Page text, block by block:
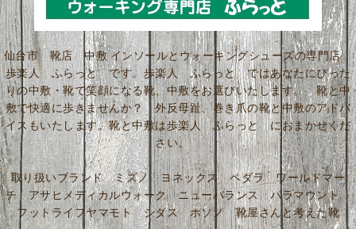
仙台市 靴店 中敷 インソールとウォーキングシューズの専門店
歩楽人 ふらっと です。歩楽人 ふらっと ではあなたにぴった
りの中敷・靴で笑顔になる靴、中敷をお選びいたします。 靴と中
敷で快適に歩きませんか？ 外反母趾、巻き爪の靴と中敷のアドバ
イスもいたします。靴と中敷は歩楽人 ふらっと におまかせくだ
さい。
取り扱いブランド ミズノ ヨネックス ペダラ ワールドマー
チ アサヒメディカルウォーク ニューバランス パラマウント
フットライフヤマモト シダス ホソノ 靴屋さんと考えた靴